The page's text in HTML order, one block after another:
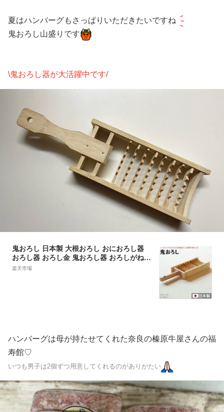
夏はハンバーグもさっぱりいただきたいですね
鬼おろし山盛りです
\鬼おろし器が大活躍中です/
鬼おろし 日本製 大根おろし おにおろし器
おろし器 おろし金 鬼おろし器 おろしがね
竹 おしゃれ 国産 大根おろし金 調理 料理 ア
楽天市場
ハンバーグは母が持たせてくれた奈良の榛原牛屋さんの福
寿館♡
いつも男子は2個ずつ用意してくれるのがありがたい